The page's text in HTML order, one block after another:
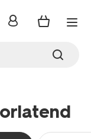
inloggen